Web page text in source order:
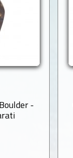
-